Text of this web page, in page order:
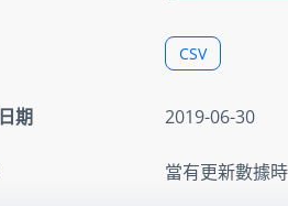
CSV
期 2019-06-30
當有更新數據時